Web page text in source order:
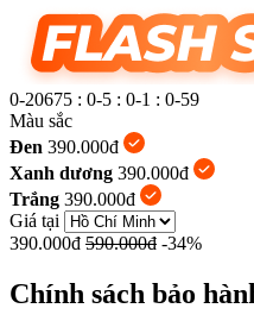
0-20675 : 0-5 : 0-1 : 00
Màu sắc
Đen 390.000đ
Xanh dương 390.000đ
Trắng 390.000đ
Giá tại
390.000đ 590.000đ -34%
Chính sách bảo